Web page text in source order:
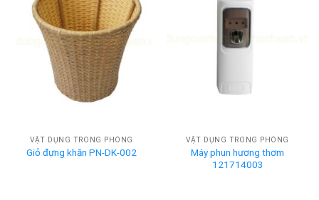
VẬT DỤNG TRONG PHÒNG
Giỏ đựng khăn PN-DK-002
VẬT DỤNG TRONG PHÒNG
Máy phun hương thơm
121714003